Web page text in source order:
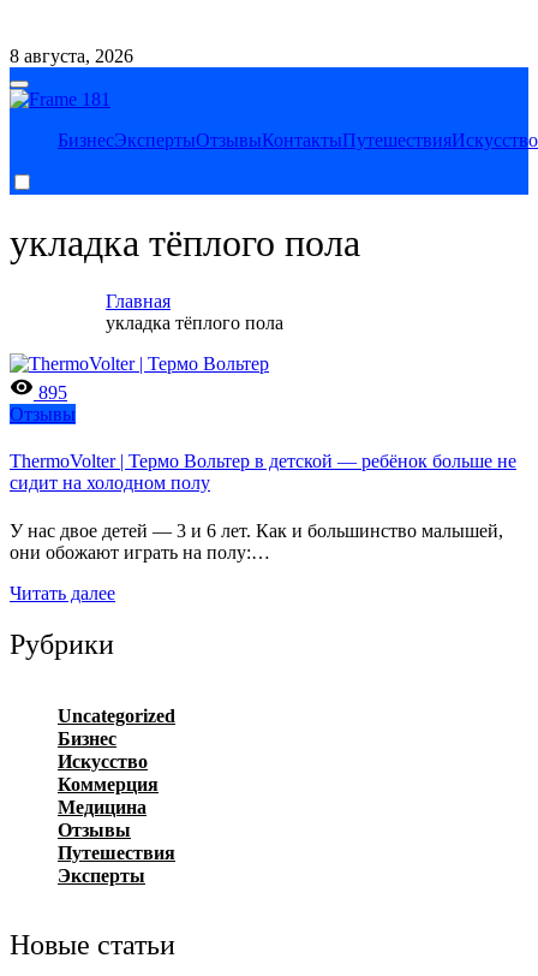
8 августа, 2026
Legat Herald — актуальные новости, аналитика и вдохновение
ориентироваться в мире инновационного бизнеса.
БизнесЭкспертыОтзывыКонтактыПутешествияИскусство
укладка тёплого пола
Главная
укладка тёплого пола
895
Отзывы
ThermoVolter | Термо Вольтер в детской — ребёнок больше не
сидит на холодном полу
У нас двое детей — 3 и 6 лет. Как и большинство малышей,
они обожают играть на полу:…
Читать далее
Рубрики
Uncategorized
Бизнес
Искусство
Коммерция
Медицина
Отзывы
Путешествия
Эксперты
Новые статьи